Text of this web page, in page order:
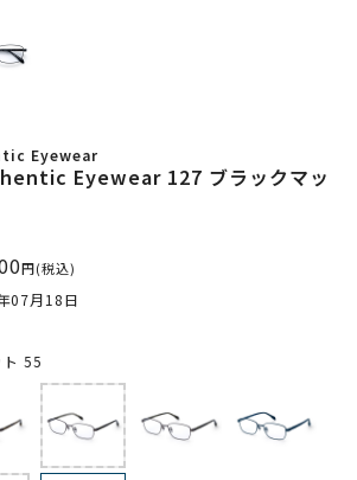
Eyewear
Eyewear 127 ブラックマッ
円(税込)
07月18日
55